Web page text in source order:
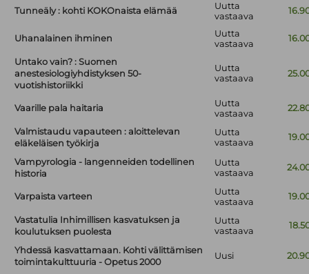
Tunneäly : kohti KOKOnaista elämää
Uutta
vastaava
Uhanalainen ihminen
Uutta
vastaava
Untako vain? : Suomen
anestesiologiyhdistyksen 50-
vuotishistoriikki
Uutta
vastaava
Vaarille pala haitaria
Uutta
vastaava
Valmistaudu vapauteen : aloittelevan
eläkeläisen työkirja
Uutta
vastaava
Vampyrologia - langenneiden todellinen
historia
Uutta
vastaava
Varpaista varteen
Uutta
vastaava
Vastatulia Inhimillisen kasvatuksen ja
koulutuksen puolesta
Uutta
vastaava
Yhdessä kasvattamaan. Kohti välittämisen
toimintakulttuuria - Opetus 2000
Uusi